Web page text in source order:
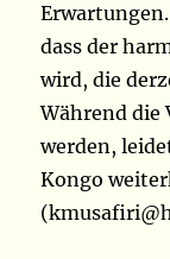
dass der
wird, die
Während die
werden,
Kongo